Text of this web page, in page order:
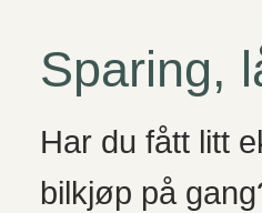
Sparing,
Har du fått litt
bilkjøp på